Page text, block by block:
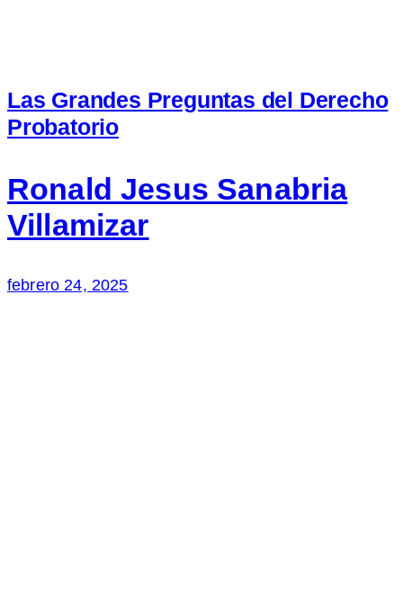
Las Grandes Preguntas del Derecho
Probatorio
Ronald Jesus Sanabria
Villamizar
febrero 24, 2025